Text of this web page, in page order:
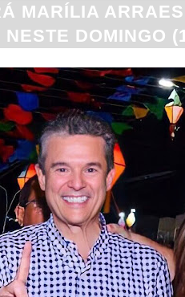
MARÍLIA
DOMINGO